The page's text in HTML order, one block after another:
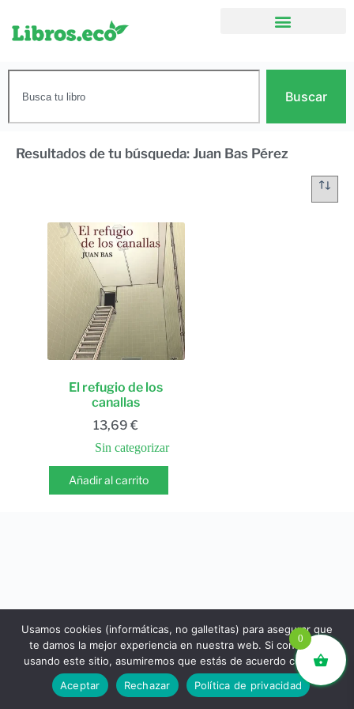
Buscar
Resultados de tu búsqueda: Juan Bas Pérez
El refugio de los
canallas
13,69€
Sin categorizar
Añadir al carrito
libros.eco © - Desde Barcelona para el mundo 💚 |
Devoluciones y reembolsos|Política de Privacidad
0
Usamos cookies (informáticas, no galletitas) para asegurar que
te damos la mejor experiencia en nuestra web. Si continúas
usando este sitio, asumiremos que estás de acuerdo con ello.
Aceptar
Rechazar Política de privacidad